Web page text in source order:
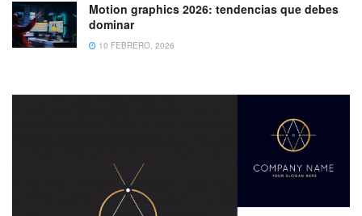
Motion graphics 2026: tendencias que debes
dominar
10 FEBRERO, 2026